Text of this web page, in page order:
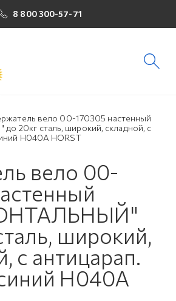
8 800 300-57-71
вело 00-170305 настенный
20кг сталь, широкий, складной, с
H040A HORST
вело 00-
широкий,
с антицарап.
H040A